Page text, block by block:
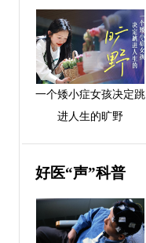
一个矮小症女孩决定跳
进人生的旷野
好医“声”科普